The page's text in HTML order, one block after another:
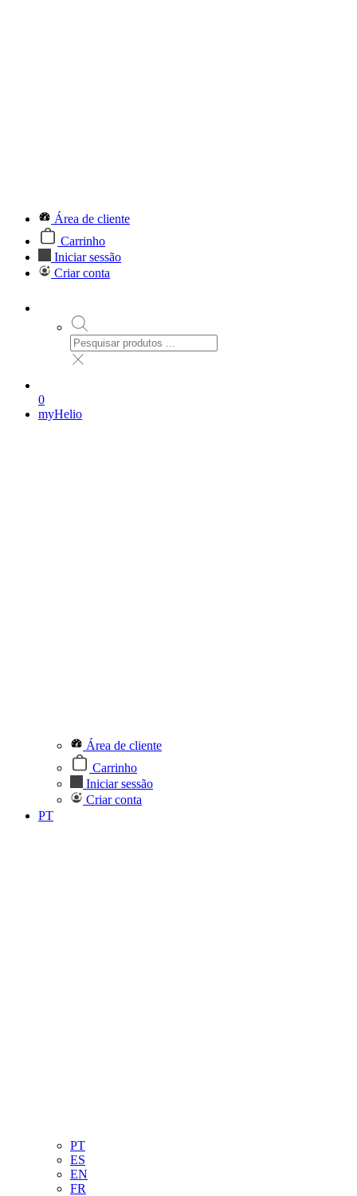
Área de cliente
Carrinho
Iniciar sessão
Criar conta
0
myHelio
Área de cliente
Carrinho
Iniciar sessão
Criar conta
PT
PT
ES
EN
FR